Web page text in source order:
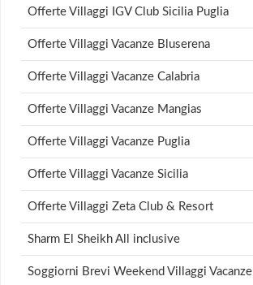
Offerte Villaggi IGV Club Sicilia Puglia
Offerte Villaggi Vacanze Bluserena
Offerte Villaggi Vacanze Calabria
Offerte Villaggi Vacanze Mangias
Offerte Villaggi Vacanze Puglia
Offerte Villaggi Vacanze Sicilia
Offerte Villaggi Zeta Club & Resort
Sharm El Sheikh All inclusive
Soggiorni Brevi Weekend Villaggi Vacanze